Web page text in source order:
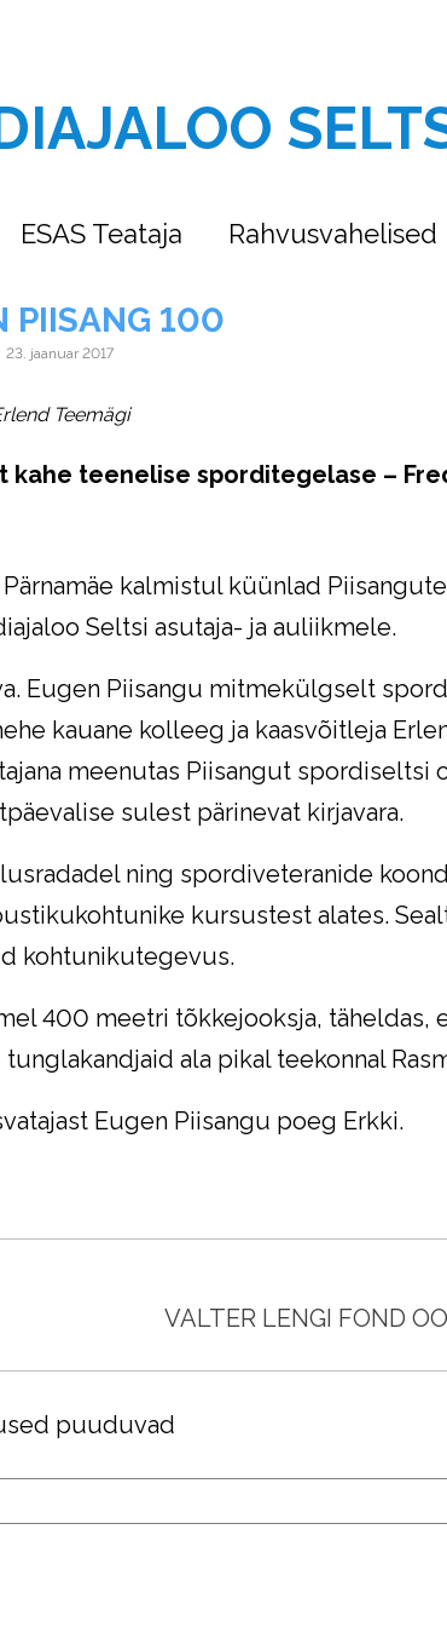
ESAS Teataja
PIISANG 100
23. jaanuar 2017
Teemägi
teenelise sporditegelase –
kalmistul küünlad
Seltsi asutaja- ja auliikmele.
Eugen Piisangu mitmekülgselt
kauane kolleeg ja kaasvõitleja
meenutas Piisangut spordiseltsi
sulest pärinevat kirjavara.
ning spordiveteranide
kursustest alates.
kohtunikutegevus.
400 meetri tõkkejooksja, täheldas,
ala pikal teekonnal
Eugen Piisangu poeg Erkki.
VALTER LENGI FOND
puuduvad